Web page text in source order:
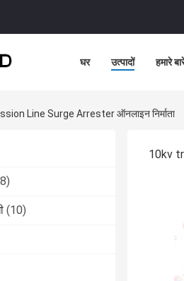
घर उत्पादों हमारे
Line Surge Arrester ऑनलाइन निर्माता
(10)
10kv